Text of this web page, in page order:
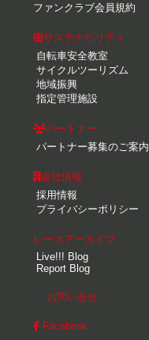
ファンクラブ会員規約
サステナビリティ
自転車安全教室
サイクルツーリズム
地域振興
指定管理施設
パートナー
パートナー募集のご案内
会社情報
採用情報
プライバシーポリシー
レースアーカイブ
Live!!! Blog
Report Blog
お問い合せ
Facebook